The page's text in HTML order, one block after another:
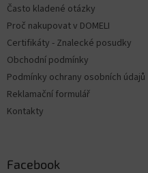
Často kladené otázky
Proč nakupovat v DOMELI
Certifikáty - Znalecké posudky
Obchodní podmínky
Podmínky ochrany osobních údajů
Reklamační formulář
Kontakty
Facebook